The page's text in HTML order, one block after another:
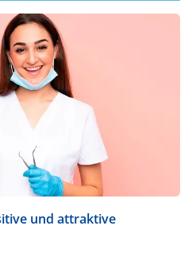
und attraktive